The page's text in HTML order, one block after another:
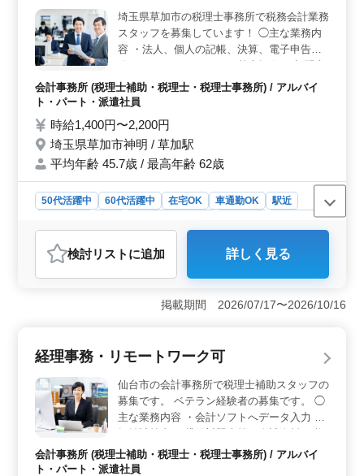
サポートなど、幅広い税務・会計業務に関われます。経
験を活かしながら、幅広いスキルを習得できるため、キ
ャリアアップにもつながります。 ＜働きやすい環境
と手厚いサポート＞ 50代、60代のスタッフも活躍して
おり、アットホームで協力し合える雰囲気です。賞与支
給もあり、福利厚生が整っているため、安心して長く働
ける職場です。
埼玉県草加市の税理士事務所で税務会計業務
スタッフを募集しています！ ◯主な業務内
容 ・法人、個人の記帳、決算、電子申告業
への巡回監査 ※お客様は、20代から40代若
手経営者が8割 ※実力に合わせて、入力作業
迎（子育て主婦も活躍中♪） ＊ブランク可、
副業可 土日祝の出勤は無く、定時で帰れま
す。 お昼休憩は毎日好きな時間に取得可、
自宅が近い人は一時帰宅も可能です。 オン
ライン研修、会場研修の受講可能、資格取得
もご支援しています。 希望者はリモート勤
務も業務慣れ次第相談可能です。 年次有給
休暇は法定通り付与、加入保険は雇用条件に
応じての加入になります。 それぞれのライ
フスタイルに合った働き方を目指していま
会計事務所 (税理士補助・税理士・税理士事務所) / アルバイ
ト・パート・派遣社員
時給1,400円〜2,200円
埼玉県草加市神明 / 草加駅
平均年齢 45.7歳 / 最高年齢 62歳
50代活躍中 60代活躍中 在宅OK 車通勤OK
駅近
会計事務所
おすすめポイント
＜働きやすさ＞ 駅チカで通勤便利、リモート勤務も相
談可能なため柔軟な働き方ができます。定時で帰れるた
め、子育て中の主婦・主夫やブランクのある方、副業希
が完備されており、労働条件に応じて加入できます。オ
ンライン研修や資格取得支援も充実しているため、スキ
ルアップが図れます。 ＜業務内容とサポート＞ 法
人・個人の記帳や決算、電子申告業務を担当します。会
計ソフトの使用方法や業務に慣れるためのサポートが充
実しており、実力に合わせて業務を開始できます。
検討リスト に追加 詳しく見る
掲載期間 2026/07/17〜2026/10/16
経理事務・リモートワーク可
仙台市の会計事務所で税理士補助スタッフの
募集です。 ベテラン経験者の募集です。 ◯
主な業務内容 ・会計ソフトへデータ入力 ・
損益計算書 ・貸借対照表等の会計資料や税
務申告書類等の作成。 ・伝票のチェック ・
出力 ・確認作業 ・ファイリング ・電話応対
会計事務所 (税理士補助・税理士・税理士事務所) / アルバイ
ト・パート・派遣社員